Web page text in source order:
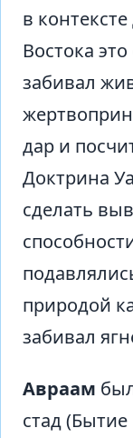
в
Востока
забивал
дар и
Доктрина
сделать
природой
забивал
Авраам
стад